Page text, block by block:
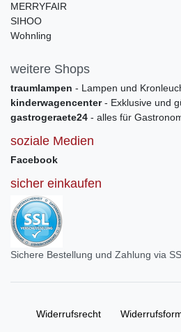
MERRYFAIR
SIHOO
Wohnling
weitere Shops
traumlampen - Lampen und
kinderwagencenter- Exklusive und
gastrogeraete24 - alles für
soziale Medien
Facebook
sicher einkaufen
Sichere Bestellung und Zahlung via
Widerrufs­recht